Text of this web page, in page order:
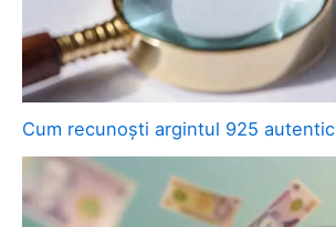
Cum recunoști argintul 925 autentic